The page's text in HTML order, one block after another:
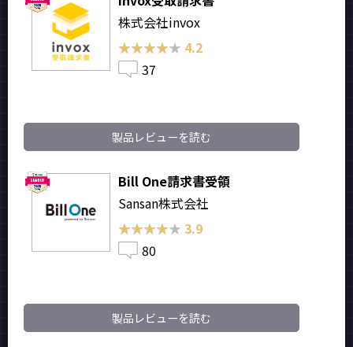
株式会社invox
★★★★★
★★★★★ 4.2
37
製品レビューを読む
Bill One請求書受領
Sansan株式会社
★★★★★
★★★★★ 3.9
80
製品レビューを読む